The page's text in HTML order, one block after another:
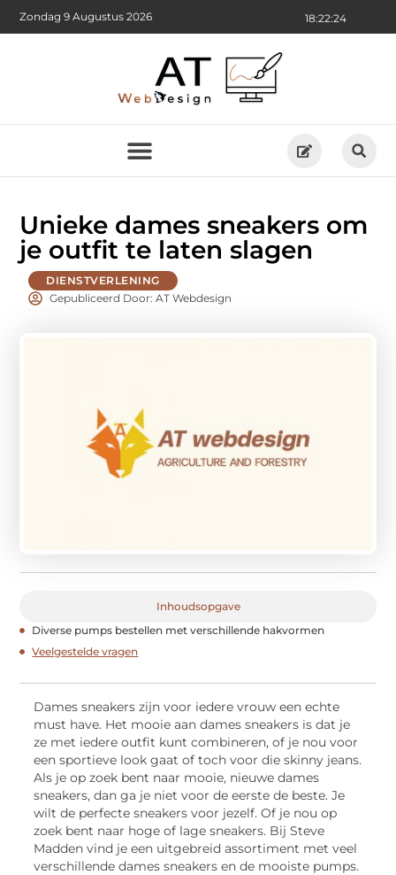
18:22:26
Zondag 9 Augustus 2026
Unieke dames sneakers om
je outfit te laten slagen
DIENSTVERLENING
Gepubliceerd Door: AT Webdesign
Inhoudsopgave
Diverse pumps bestellen met verschillende hakvormen
Veelgestelde vragen
Dames sneakers zijn voor iedere vrouw een echte
must have. Het mooie aan dames sneakers is dat je
ze met iedere outfit kunt combineren, of je nou voor
een sportieve look gaat of toch voor die skinny jeans.
Als je op zoek bent naar mooie, nieuwe dames
sneakers, dan ga je niet voor de eerste de beste. Je
wilt de perfecte sneakers voor jezelf. Of je nou op
zoek bent naar hoge of lage sneakers. Bij Steve
Madden vind je een uitgebreid assortiment met veel
verschillende dames sneakers en de mooiste pumps.